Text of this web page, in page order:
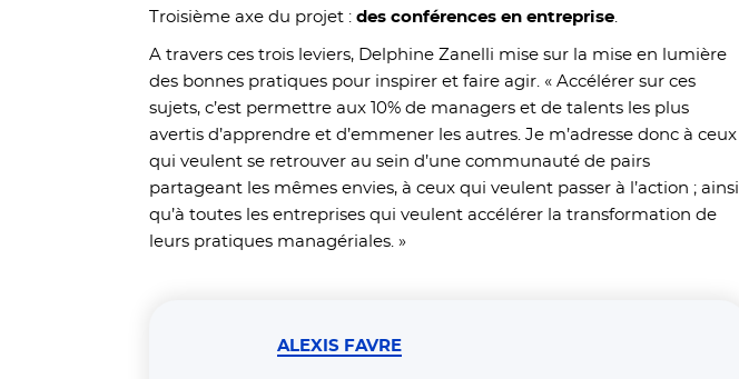
Troisième axe du projet :des conférences en entreprise
A travers ces trois leviers, Delphine Zanelli mise sur la mise en lumière
des bonnes pratiques pour inspirer et faire agir. « Accélérer sur ces
sujets, c’est permettre aux 10% de managers et de talents les plus
avertis d’apprendre et d’emmener les autres. Je m’adresse donc à ceux
qui veulent se retrouver au sein d’une communauté de pairs
partageant les mêmes envies, à ceux qui veulent passer à l’action ; ainsi
qu’à toutes les entreprises qui veulent accélérer la transformation de
leurs pratiques managériales. »
ALEXIS FAVRE